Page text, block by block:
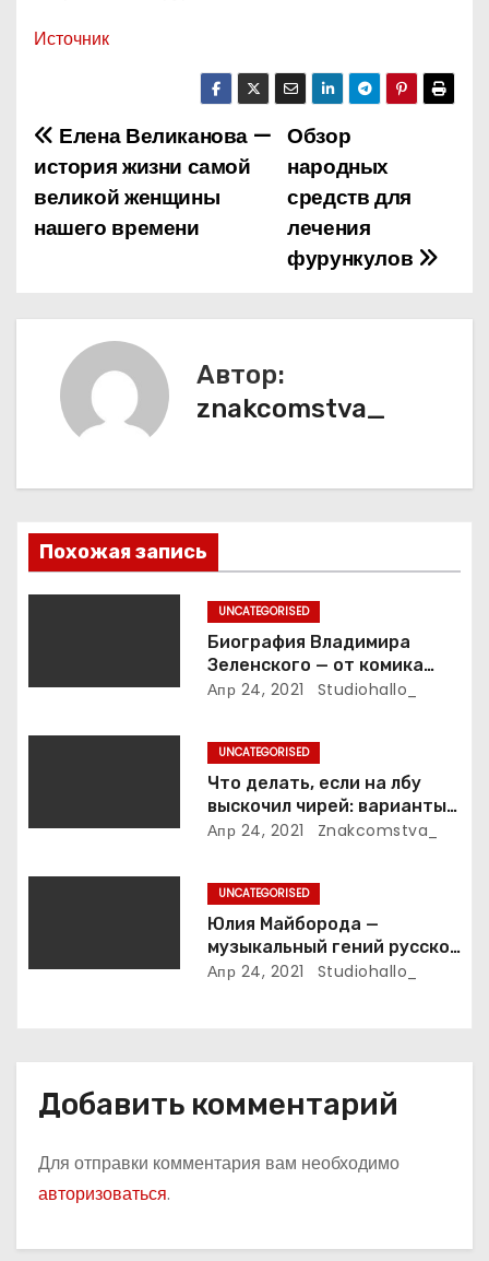
Источник
Н
а
в
г
п
о
а
п
с
я
Обзор
народных
средств для
лечения
фурункулов
Елена Великанова —
история жизни самой
великой женщины
нашего времени
Автор:
znakcomstva_
Похожая запись
UNCATEGORISED
Биография Владимира
Зеленского — от комика
студии «Квартал 95» до
личная жизнь
Апр 24, 2021 Studiohallo_
UNCATEGORISED
Что делать, если на лбу
выскочил чирей: варианты
лечения
Апр 24, 2021 Znakcomstva_
UNCATEGORISED
Юлия Майборода —
музыкальный гений русской
эстрады и победительница
Апр 24, 2021 Studiohallo_
Добавить комментарий
Для отправки комментария вам необходимо
авторизоваться.